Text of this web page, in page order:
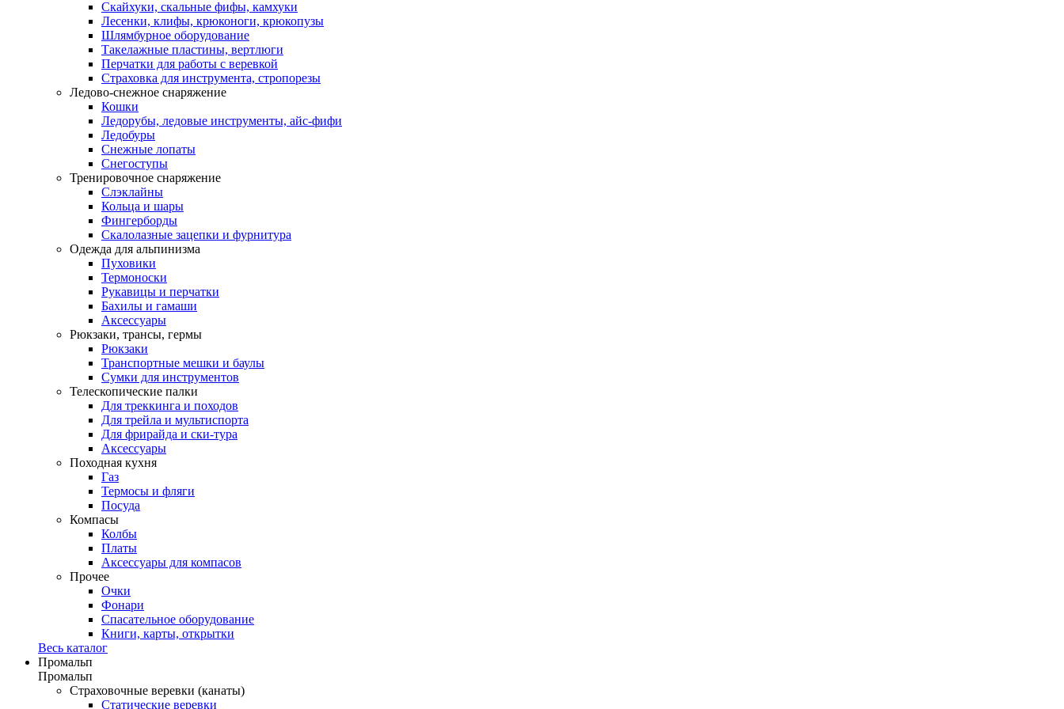
Скайхуки, скальные фифы, камхуки
Лесенки, клифы, крюконоги, крюкопузы
Шлямбурное оборудование
Такелажные пластины, вертлюги
Перчатки для работы с веревкой
Страховка для инструмента, стропорезы
Ледово-снежное снаряжение
Кошки
Ледорубы, ледовые инструменты, айс-фифи
Ледобуры
Снежные лопаты
Снегоступы
Тренировочное снаряжение
Слэклайны
Кольца и шары
Фингерборды
Скалолазные зацепки и фурнитура
Одежда для альпинизма
Пуховики
Термоноски
Рукавицы и перчатки
Бахилы и гамаши
Аксессуары
Рюкзаки, трансы, гермы
Рюкзаки
Транспортные мешки и баулы
Сумки для инструментов
Телескопические палки
Для треккинга и походов
Для трейла и мультиспорта
Для фрирайда и ски-тура
Аксессуары
Походная кухня
Газ
Термосы и фляги
Посуда
Компасы
Колбы
Платы
Аксессуары для компасов
Прочее
Очки
Фонари
Спасательное оборудование
Книги, карты, открытки
Весь каталог
Промальп
Промальп
Страховочные веревки (канаты)
Статические веревки